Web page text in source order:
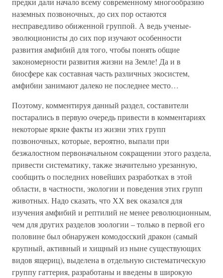
наземных позвоночных, до сих пор остаются
несправедливо обиженной группой. А ведь ученые-
эволюционисты до сих пор изучают особенности
развития амфибий для того, чтобы понять общие
закономерности развития жизни на Земле! Да и в
биосфере как составная часть различных экосистем,
амфибии занимают далеко не последнее место…
Поэтому, комментируя данный раздел, составители
постарались в первую очередь привести в комментариях
некоторые яркие факты из жизни этих групп
позвоночных, которые, вероятно, выпали при
безжалостном первоначальном сокращении этого раздела,
привести систематику, также значительно урезанную,
сообщить о последних новейших разработках в этой
области, в частности, экологии и поведения этих групп
животных. Надо сказать, что ХХ век оказался для
изучения амфибий и рептилий не менее революционным,
чем для других разделов зоологии – только в первой его
половине был обнаружен комодосский дракон (самый
крупный, активный и хищный из ныне существующих
видов ящериц), выделена в отдельную систематическую
группу гаттерия, разработаны и введены в широкую